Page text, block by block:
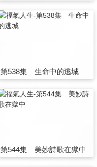
第538集 生命中的逃城
第544集 美妙詩歌在獄中